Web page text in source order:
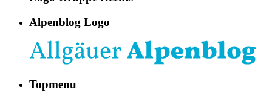
Alpenblog Logo
Topmenu